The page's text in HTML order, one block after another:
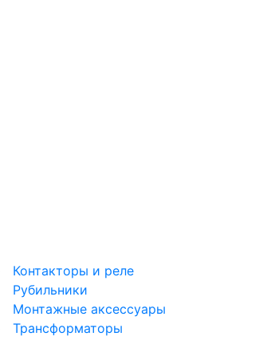
Контакторы и реле
Рубильники
Монтажные аксессуары
Трансформаторы